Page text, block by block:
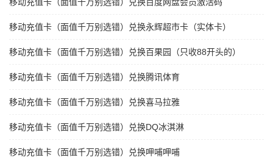
移动充值卡（面值千万别选错）兑换永辉超市卡（实体卡）
移动充值卡（面值千万别选错）兑换百果园（只收88开头的）
移动充值卡（面值千万别选错）兑换腾讯体育
移动充值卡（面值千万别选错）兑换喜马拉雅
移动充值卡（面值千万别选错）兑换DQ冰淇淋
移动充值卡（面值千万别选错）兑换呷哺呷哺